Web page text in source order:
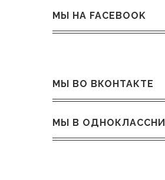
МЫ НА FACEBOOK
МЫ ВО ВКОНТАКТЕ
МЫ В